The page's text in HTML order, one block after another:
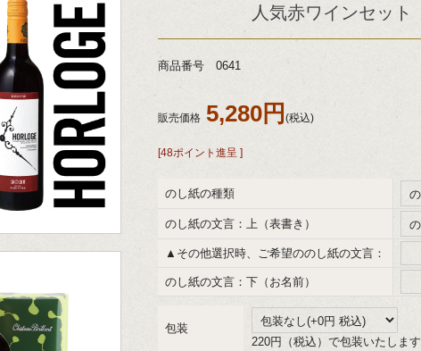
人気赤ワインセット
商品番号 0641
販売価格 5,280円 (税込)
[48ポイント進呈 ]
のし紙の種類
のし紙の文言：上（表書き）
▲その他選択時、ご希望ののし紙の文言：
のし紙の文言：下（お名前）
包装
220円（税込）で包装いたします